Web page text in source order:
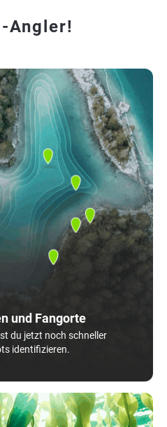
Angler!
und Fangorte
du jetzt noch schneller
identifizieren.